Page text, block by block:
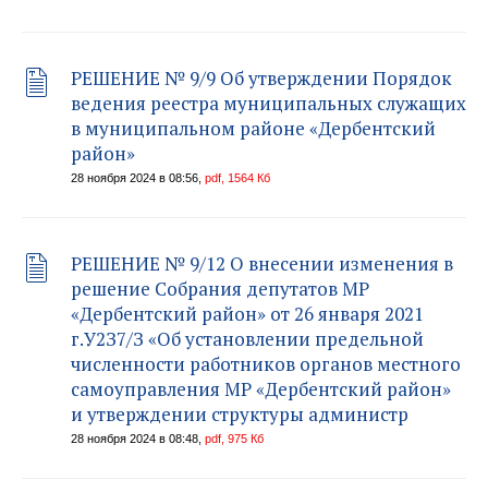
РЕШЕНИЕ № 9/9 Об утверждении Порядок
ведения реестра муниципальных служащих
в муниципальном районе «Дербентский
район»
28 ноября 2024 в 08:56, pdf, 1564 Кб
РЕШЕНИЕ № 9/12 О внесении изменения в
решение Собрания депутатов МР
«Дербентский район» от 26 января 2021
г.У2З7/З «Об установлении предельной
численности работников органов местного
самоуправления МР «Дербентский район»
и утверждении структуры администр
28 ноября 2024 в 08:48, pdf, 975 Кб